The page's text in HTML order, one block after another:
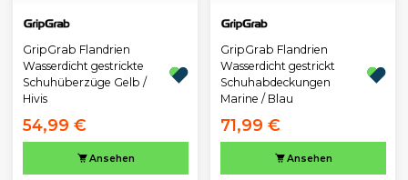
GripGrab Flandrien
Wasserdicht gestrickte
Schuhüberzüge Gelb /
Hivis
54,99 €
Ansehen
GripGrab Flandrien
Wasserdicht gestrickt
Schuhabdeckungen
Marine / Blau
71,99 €
Ansehen